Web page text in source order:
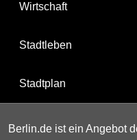
Wirtschaft
Stadtleben
Stadtplan
Berlin.de ist ein Angebot